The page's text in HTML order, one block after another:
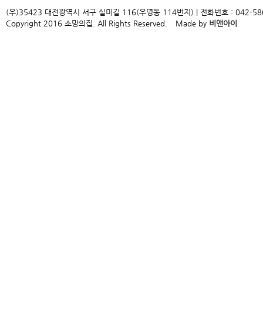
(우)35423 대전광역시 서구 실미길 116(우명동 114번지) | 전화번호 :
Copyright 2016 소망의집. All Rights Reserved.
Made by 비앤아이